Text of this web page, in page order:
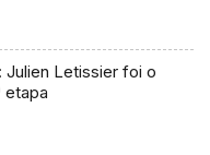
Julien Letissier foi o
etapa